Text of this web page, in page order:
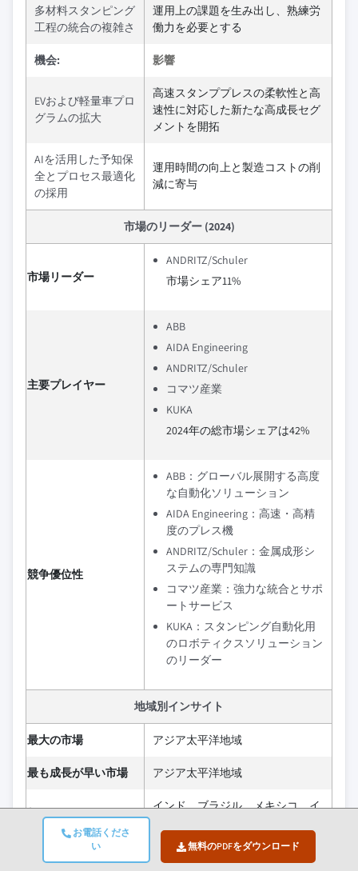
お電話くださ
い
無料のPDFをダウンロード
多材料スタンピング
工程の統合の複雑さ
運用上の課題を生み出し、熟練労
働力を必要とする
機会: 影響
EVおよび軽量車プロ
グラムの拡大
高速スタンププレスの柔軟性と高
速性に対応した新たな高成長セグ
メントを開拓
AIを活用した予知保
全とプロセス最適化
の採用
運用時間の向上と製造コストの削
減に寄与
市場のリーダー (2024)
市場リーダー
ANDRITZ/Schuler
市場シェア11%
主要プレイヤー
ABB
AIDA Engineering
ANDRITZ/Schuler
コマツ産業
KUKA
2024年の総市場シェアは42%
競争優位性
ABB：グローバル展開する高度
な自動化ソリューション
AIDA Engineering：高速・高精
度のプレス機
ANDRITZ/Schuler：金属成形シ
ステムの専門知識
コマツ産業：強力な統合とサポ
ートサービス
KUKA：スタンピング自動化用
のロボティクスソリューション
のリーダー
地域別インサイト
最大の市場 アジア太平洋地域
最も成長が早い市場 アジア太平洋地域
新興国
インド、ブラジル、メキシコ、イ
産業4.0とAIがプレス機の運用を